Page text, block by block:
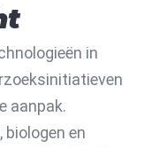
in
aanpak.
en